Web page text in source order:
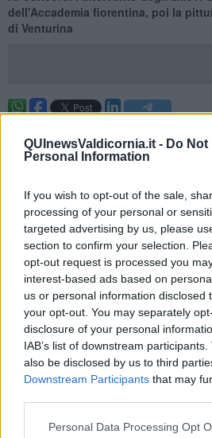
QUInewsValdicornia.it - Do
Personal Information
If you wish to opt-out of the sale,
processing of your personal or
targeted advertising by us, please
section to confirm your selection.
opt-out request is processed you
interest-based ads based on
us or personal information disclosed
your opt-out. You may separately
disclosure of your personal
IAB’s list of downstream
also be disclosed by us to third
Downstream Participants that may
Personal Data Processing Opt
dell'Accademia fiorentina, poi la
di Venturina
CampigliAccademiacon gli studenti
professorCalogero Saverio Vinciguerra
Al teatro è stato eseguito il risanamento
nellaplatea in finto marmo, un lavoro
dell’imponente restauro del 1990, e
ripreso per eliminare i segni del tempo.
Vinciguerra sono stati coadiuvati dal
dottoressa Shirin Afra, restauratrice
specializzata nel materiale lapideo. Il
seguito oltre che direttamente dal
aiuto tecnico, studentessa del biennio
coordina i compagni alla loro prima
competenze acquisite, gli altri di
Chiara Candia, Daria Capecchi.